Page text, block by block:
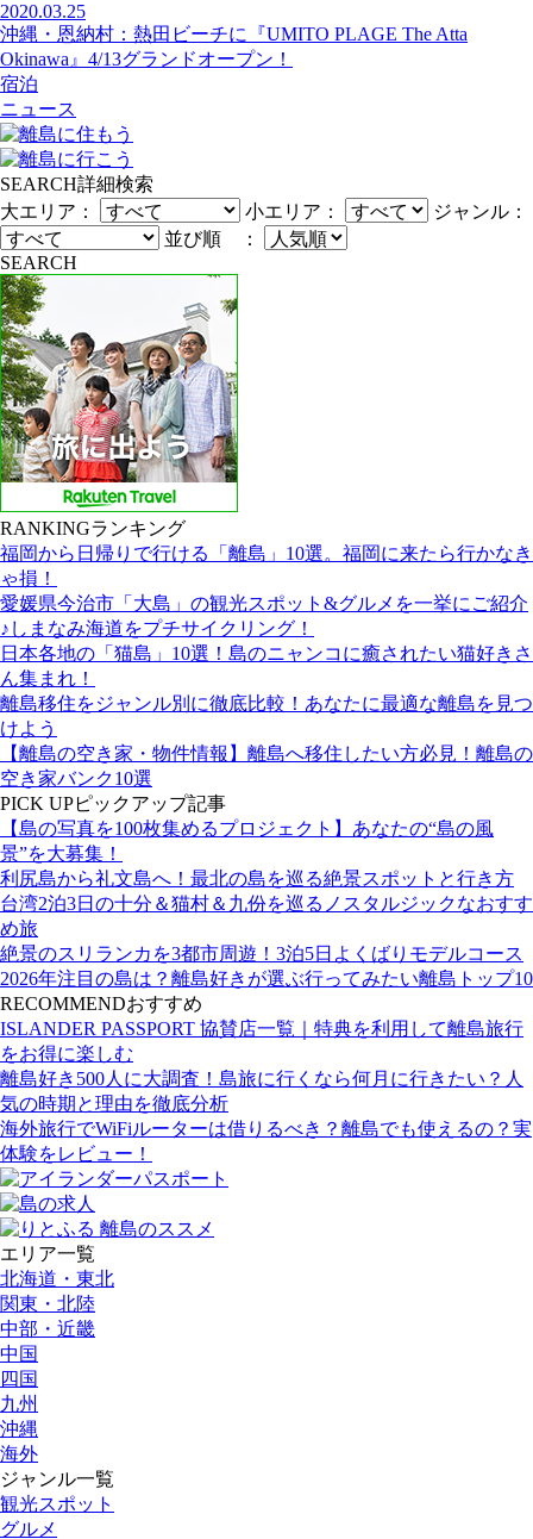
2020.03.25
沖縄・恩納村：熱田ビーチに『UMITO PLAGE The Atta
Okinawa』4/13グランドオープン！
宿泊
ニュース
SEARCH詳細検索
大エリア：
小エリア：
ジャンル：
並び順 ：
SEARCH
RANKINGランキング
福岡から日帰りで行ける「離島」10選。福岡に来たら行かなき
ゃ損！
愛媛県今治市「大島」の観光スポット&グルメを一挙にご紹介
♪しまなみ海道をプチサイクリング！
日本各地の「猫島」10選！島のニャンコに癒されたい猫好きさ
ん集まれ！
離島移住をジャンル別に徹底比較！あなたに最適な離島を見つ
けよう
【離島の空き家・物件情報】離島へ移住したい方必見！離島の
空き家バンク10選
PICK UPピックアップ記事
【島の写真を100枚集めるプロジェクト】あなたの“島の風
景”を大募集！
利尻島から礼文島へ！最北の島を巡る絶景スポットと行き方
台湾2泊3日の十分＆猫村＆九份を巡るノスタルジックなおすす
め旅
絶景のスリランカを3都市周遊！3泊5日よくばりモデルコース
2026年注目の島は？離島好きが選ぶ行ってみたい離島トップ10
RECOMMENDおすすめ
ISLANDER PASSPORT 協賛店一覧｜特典を利用して離島旅行
をお得に楽しむ
離島好き500人に大調査！島旅に行くなら何月に行きたい？人
気の時期と理由を徹底分析
海外旅行でWiFiルーターは借りるべき？離島でも使えるの？実
体験をレビュー！
エリア一覧
北海道・東北
関東・北陸
中部・近畿
中国
四国
九州
沖縄
海外
ジャンル一覧
観光スポット
グルメ